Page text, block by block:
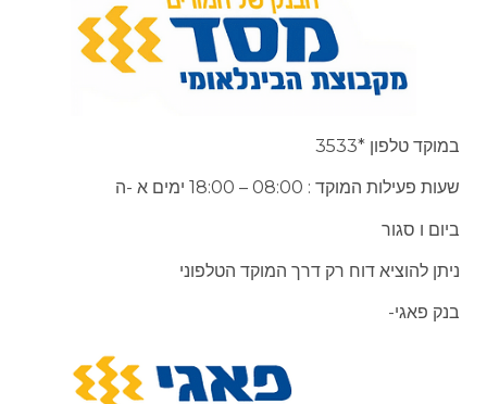
במוקד טלפון *3533
שעות פעילות המוקד : 08:00 – 18:00 ימים א -ה
ביום ו סגור
ניתן להוציא דוח רק דרך המוקד הטלפוני
בנק פאגי-